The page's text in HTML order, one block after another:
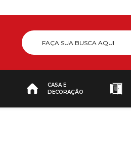
CASA E
DECORAÇÃO